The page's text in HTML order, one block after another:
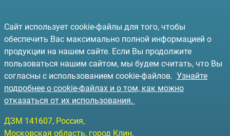
Сайт использует cookie-файлы для того, чтобы
обеспечить Вас максимально полной информацией о
продукции на нашем сайте. Если Вы продолжите
пользоваться нашим сайтом, мы будем считать, что Вы
согласны с использованием cookie-файлов. Узнайте
подробнее о cookie-файлах и о том, как можно
отказаться от их использования.
ДЗМ 141607, Россия,
Московская область, город Клин,